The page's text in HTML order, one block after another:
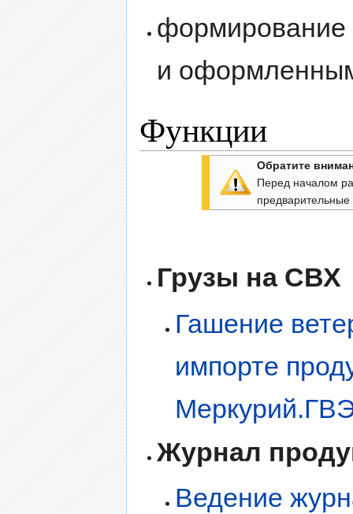
формирование
и
Функции
Обратите
Перед началом
предварительные
Грузы на СВХ
Гашение
импорте
Журнал
Ведение